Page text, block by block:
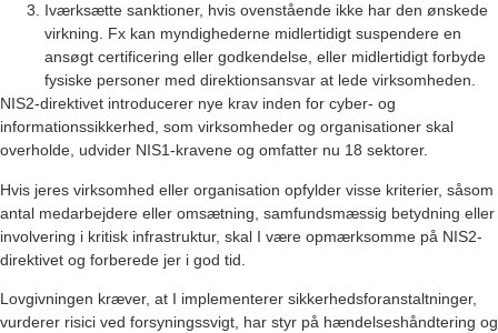
Iværksætte sanktioner, hvis ovenstående ikke har den ønskede
virkning. Fx kan myndighederne midlertidigt suspendere en
ansøgt certificering eller godkendelse, eller midlertidigt forbyde
fysiske personer med direktionsansvar at lede virksomheden.
NIS2-direktivet introducerer nye krav inden for cyber- og
informationssikkerhed, som virksomheder og organisationer skal
overholde, udvider NIS1-kravene og omfatter nu 18 sektorer.
Hvis jeres virksomhed eller organisation opfylder visse kriterier, såsom
antal medarbejdere eller omsætning, samfundsmæssig betydning eller
involvering i kritisk infrastruktur, skal I være opmærksomme på NIS2-
direktivet og forberede jer i god tid.
Lovgivningen kræver, at I implementerer sikkerhedsforanstaltninger,
vurderer risici ved forsyningssvigt, har styr på hændelseshåndtering og